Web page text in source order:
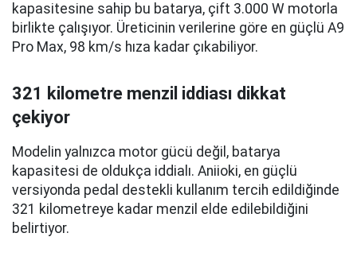
kapasitesine sahip bu batarya, çift 3.000 W motorla
birlikte çalışıyor. Üreticinin verilerine göre en güçlü A9
Pro Max, 98 km/s hıza kadar çıkabiliyor.
321 kilometre menzil iddiası dikkat
çekiyor
Modelin yalnızca motor gücü değil, batarya
kapasitesi de oldukça iddialı. Aniioki, en güçlü
versiyonda pedal destekli kullanım tercih edildiğinde
321 kilometreye kadar menzil elde edilebildiğini
belirtiyor.